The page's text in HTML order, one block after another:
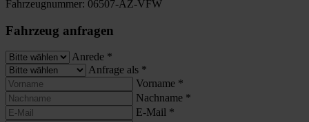
Fahrzeugnummer: 06507-AZ-VFW
Fahrzeug anfragen
Anrede *
Anfrage als *
Vorname *
Nachname *
E-Mail *